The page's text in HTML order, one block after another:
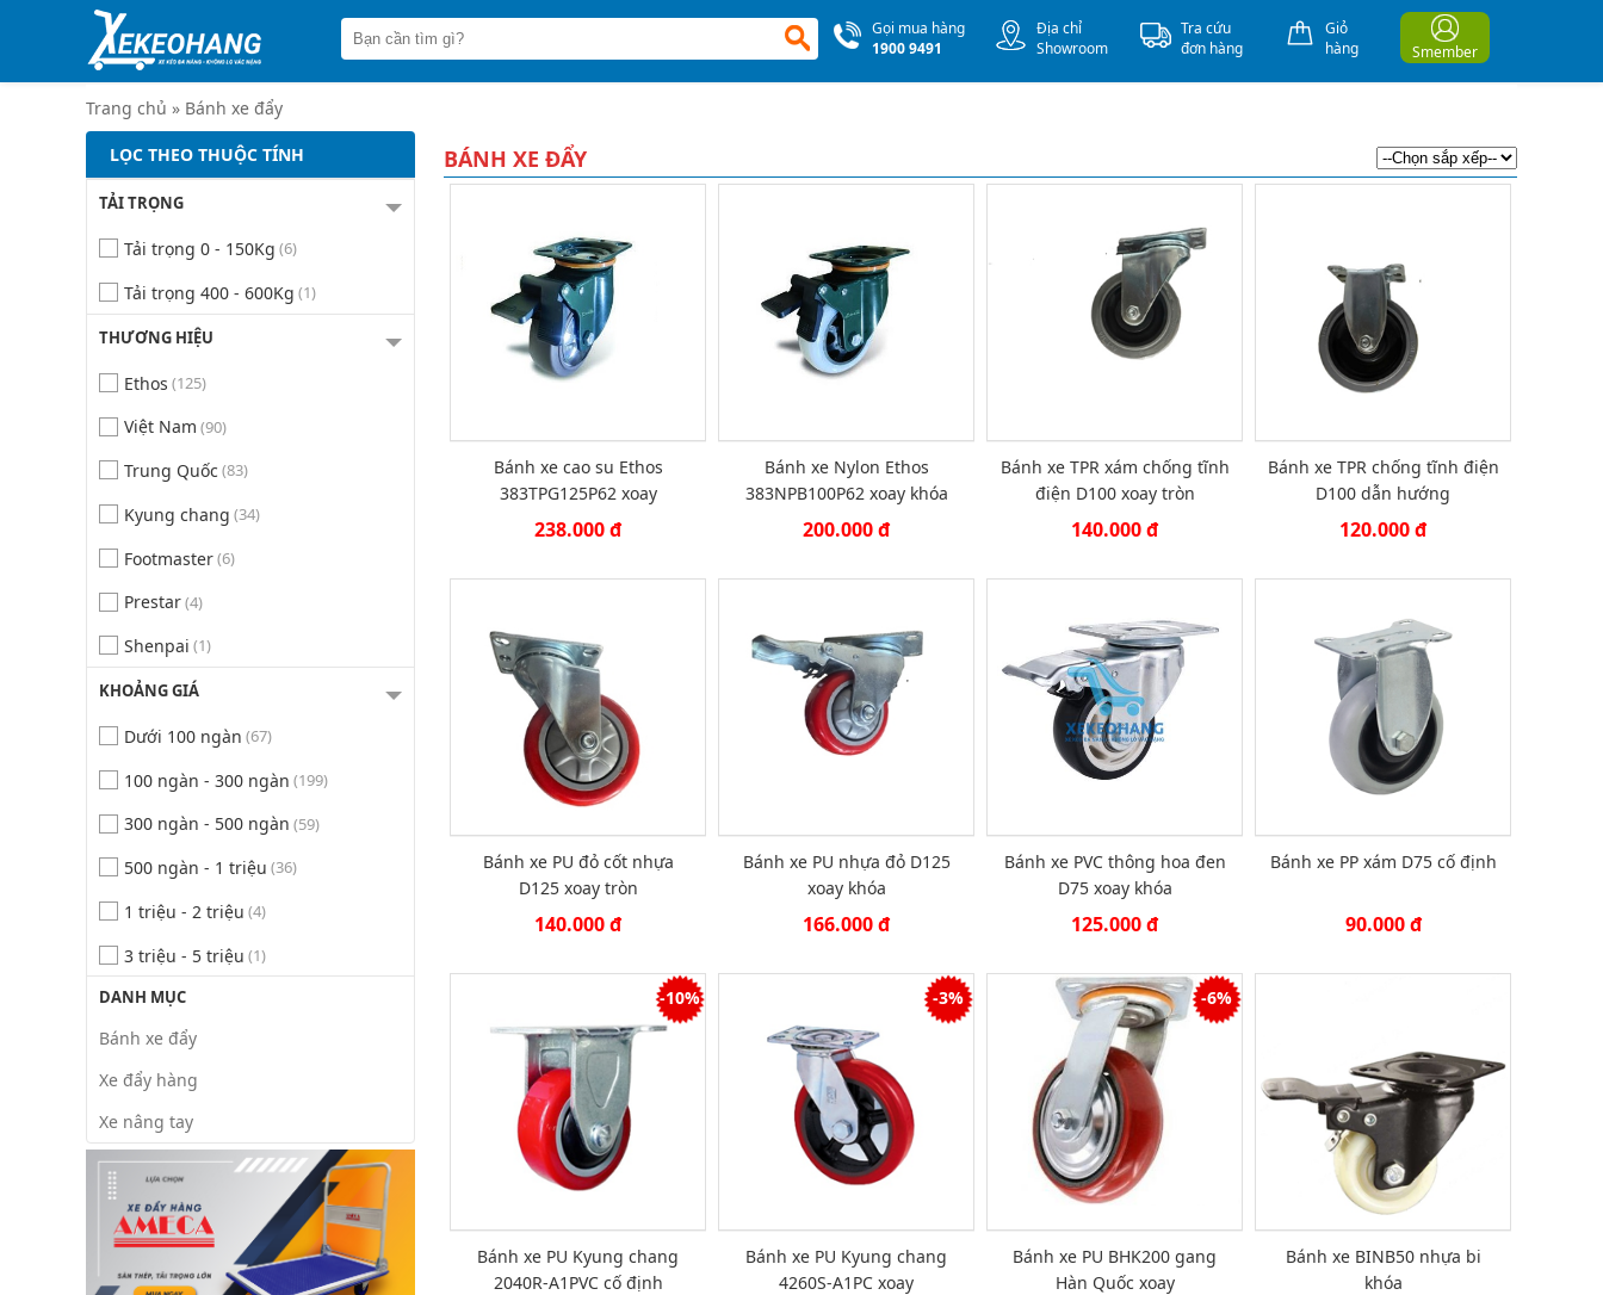
Gọi mua hàng
1900 9491
Địa chỉ
Showroom
Tra cứu
đơn hàng
Giỏ
hàng
Smember
Xe
Trang chủ » Bánh xe đẩy
BÁNH XE ĐẨY
Bánh xe cao su Ethos
383TPG125P62 xoay
238.000 đ
Bánh xe Nylon Ethos
383NPB100P62 xoay khóa
200.000 đ
Bánh xe TPR xám chống tĩnh
điện D100 xoay tròn
140.000 đ
Bánh xe TPR chống tĩnh điện
D100 dẫn hướng
120.000 đ
Bánh xe PU đỏ cốt nhựa
D125 xoay tròn
140.000 đ
Bánh xe PU nhựa đỏ D125
xoay khóa
166.000 đ
Bánh xe PVC thông hoa đen
D75 xoay khóa
125.000 đ
Bánh xe PP xám D75 cố định
90.000 đ
-10%
Bánh xe PU Kyung chang
2040R-A1PVC cố định
-3%
Bánh xe PU Kyung chang
4260S-A1PC xoay
-6%
Bánh xe PU BHK200 gang
Hàn Quốc xoay
Bánh xe BINB50 nhựa bi
khóa
LỌC THEO THUỘC TÍNH
TẢI TRỌNG
Tải trọng 0 - 150Kg (6)
Tải trọng 400 - 600Kg (1)
THƯƠNG HIỆU
Ethos (125)
Việt Nam (90)
Trung Quốc (83)
Kyung chang (34)
Footmaster(6)
Prestar(4)
Shenpai (1)
KHOẢNG GIÁ
Dưới 100 ngàn (67)
100 ngàn - 300 ngàn (199)
300 ngàn - 500 ngàn (59)
500 ngàn - 1 triệu (36)
1 triệu - 2 triệu (4)
3 triệu - 5 triệu (1)
DANH MỤC
Bánh xe đẩy
Xe đẩy hàng
Xe nâng tay